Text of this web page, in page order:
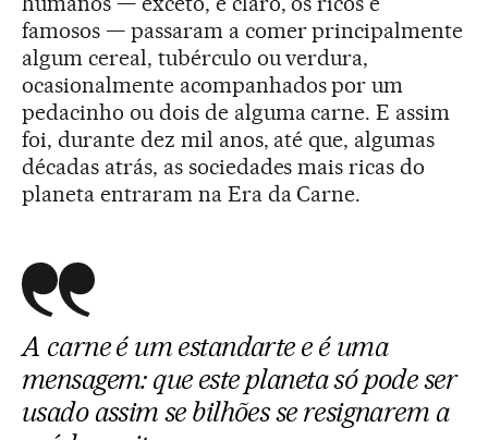
famosos — passaram a comer principalmente
algum cereal, tubérculo ou verdura,
ocasionalmente acompanhados por um
pedacinho ou dois de alguma carne. E assim
foi, durante dez mil anos, até que, algumas
décadas atrás, as sociedades mais ricas do
planeta entraram na Era da Carne.
A carne é um estandarte e é uma
mensagem: que este planeta só pode ser
usado assim se bilhões se resignarem a